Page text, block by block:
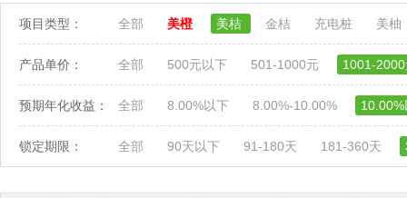
项目类型： 全部 美橙 美桔 金桔 充电桩 美柚
产品单价： 全部 500元以下 501-1000元 1001-
预期年化收益： 全部 8.00%以下 8.00%-10.00%
锁定期限： 全部 90天以下 91-180天 181-360天